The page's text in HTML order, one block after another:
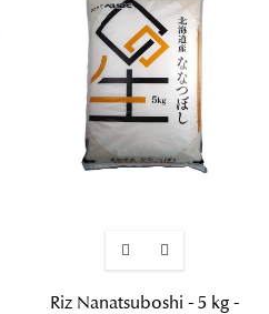
Riz Nanatsuboshi - 5 kg -